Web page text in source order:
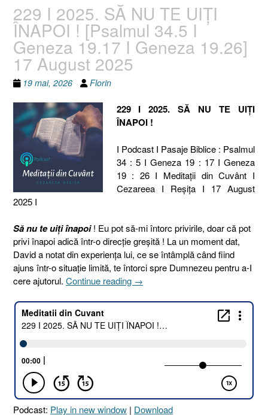
229 I 2025. SĂ NU TE UIȚI
ÎNAPOI ! [Psalmul 34.5 I
Geneza 19.17 I Geneza 19.26]
17 August 2025
19 mai, 2026 Florin
229 I 2025. SĂ NU TE UIȚI
ÎNAPOI !
I Podcast I Pasaje Biblice : Psalmul
34 : 5 I Geneza 19 : 17 I Geneza
19 : 26 I Meditaţii din Cuvânt I
Cezareea I Reşiţa I 17 August
2025 I
Să nu te uiți înapoi ! Eu pot să-mi întorc privirile, doar că pot
privi înapoi adică într-o direcție greșită ! La un moment dat,
David a notat din experiența lui, ce se întâmplă când fiind
ajuns într-o situație limită, te întorci spre Dumnezeu pentru a-I
cere ajutorul. Continue reading „229
2025.
SĂ
NU
[Psalmul
34.5
→
Podcast: Play in new window | Download